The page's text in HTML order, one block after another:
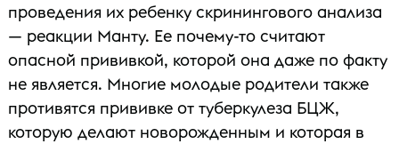
проведения их ребенку скринингового анализа
— реакции Манту. Ее почему-то считают
опасной прививкой, которой она даже по факту
не является. Многие молодые родители также
противятся прививке от туберкулеза БЦЖ,
которую делают новорожденным и которая в